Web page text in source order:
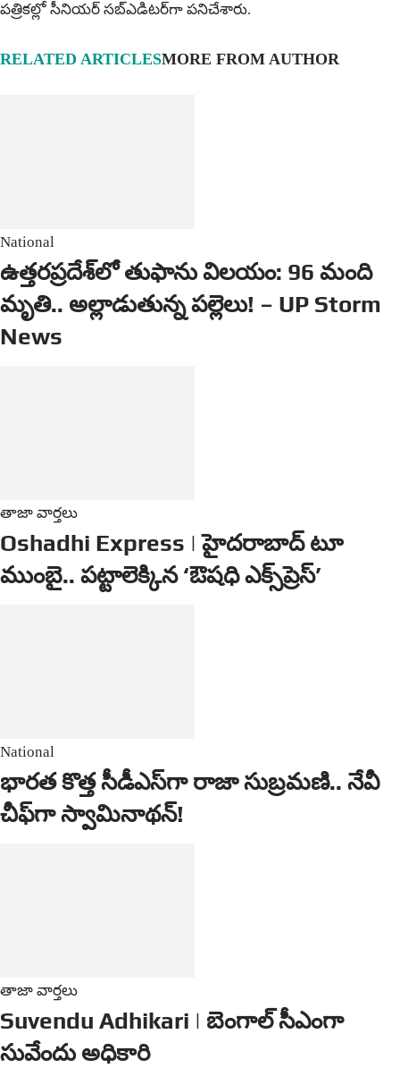
ప‌త్రిక‌ల్లో సీనియ‌ర్‌ స‌బ్ఎడిట‌ర్‌గా ప‌నిచేశారు.
RELATED ARTICLESMORE FROM AUTHOR
National
ఉత్తరప్రదేశ్‌లో తుఫాను విలయం: 96 మంది
మృతి.. అల్లాడుతున్న పల్లెలు! – UP Storm
News
తాజా వార్తలు
Oshadhi Express | హైదరాబాద్ టూ
ముంబై.. పట్టాలెక్కిన ‘ఔషధి ఎక్స్‌ప్రెస్’
National
భారత కొత్త సీడీఎస్‌గా రాజా సుబ్రమణి.. నేవీ
చీఫ్‌గా స్వామినాథన్!
తాజా వార్తలు
Suvendu Adhikari | బెంగాల్ సీఎంగా
సువేందు అధికారి